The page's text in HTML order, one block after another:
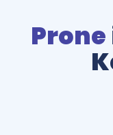
Prone